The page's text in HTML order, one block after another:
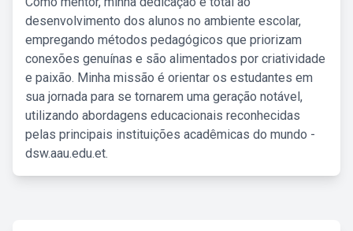
desenvolvimento dos alunos no ambiente escolar,
empregando métodos pedagógicos que priorizam
conexões genuínas e são alimentados por criatividade
e paixão. Minha missão é orientar os estudantes em
sua jornada para se tornarem uma geração notável,
utilizando abordagens educacionais reconhecidas
pelas principais instituições acadêmicas do mundo -
dsw.aau.edu.et.